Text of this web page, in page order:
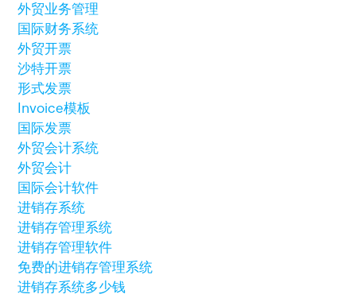
外贸业务管理
国际财务系统
外贸开票
沙特开票
形式发票
Invoice模板
国际发票
外贸会计系统
外贸会计
国际会计软件
进销存系统
进销存管理系统
进销存管理软件
免费的进销存管理系统
进销存系统多少钱